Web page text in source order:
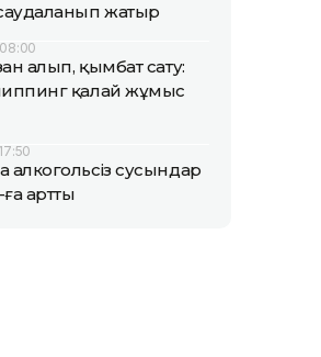
жатыр
алып, қымбат сату:
қалай жұмыс
алкогольсіз сусындар
ға артты